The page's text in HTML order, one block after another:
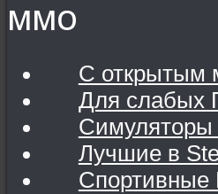
MMO
С открытым
Для слабых
Лучшие в
Спортивные